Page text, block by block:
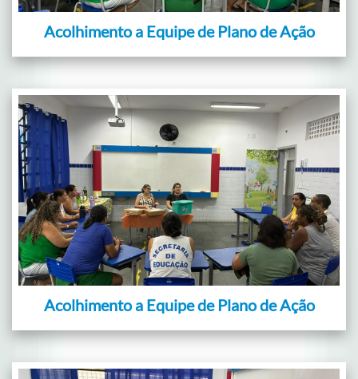
Acolhimento a Equipe de Plano de Ação
Acolhimento a Equipe de Plano de Ação